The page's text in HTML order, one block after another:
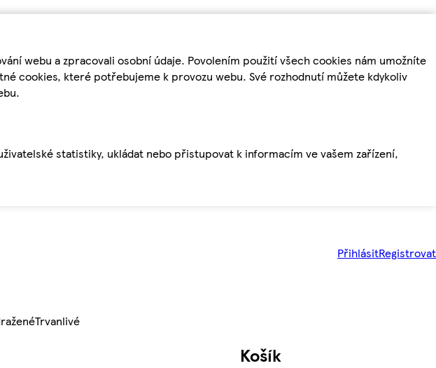
webu a zpracovali osobní údaje. Povolením použití všech cookies nám umožníte
cookies, které potřebujeme k provozu webu. Své rozhodnutí můžete kdykoliv
statistiky, ukládat nebo přistupovat k informacím ve vašem zařízení,
PřihlásitRegistrovat
Trvanlivé
Košík